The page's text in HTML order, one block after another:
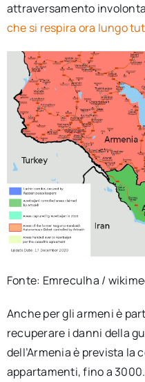
attraversamento
che si respira ora lungo
Fonte: Emreculha /
Anche per gli armeni è
recuperare i danni della
dell’Armenia è prevista la
appartamenti, fino a